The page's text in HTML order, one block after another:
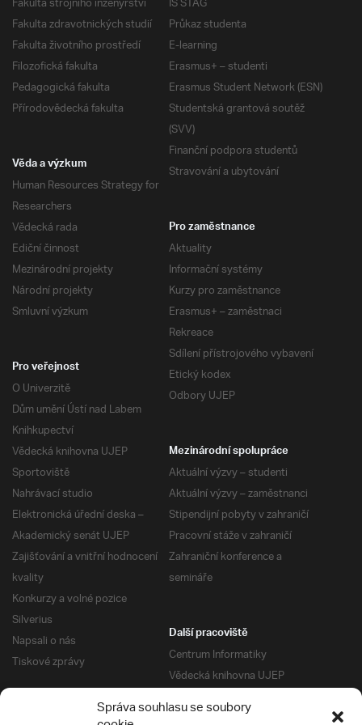
Správa souhlasu se soubory
Fakulta zdravotnických studií
Fakulta životního prostředí
Filozofická fakulta
Pedagogická fakulta
Přírodovědecká fakulta
Průkaz studenta
E-learning
Erasmus+ – studenti
Erasmus Student Network (ESN)
Studentská grantová soutěž
(SVV)
Finanční podpora studentů
Stravování a ubytování
Věda a výzkum
Human Resources Strategy for
Researchers
Vědecká rada
Ediční činnost
Mezinárodní projekty
Národní projekty
Smluvní výzkum
Pro zaměstnance
Aktuality
Informační systémy
Kurzy pro zaměstnance
Erasmus+ – zaměstnaci
Rekreace
Sdílení přístrojového vybavení
Etický kodex
Odbory UJEP
Pro veřejnost
O Univerzitě
Dům umění Ústí nad Labem
Knihkupectví
Vědecká knihovna UJEP
Sportoviště
Nahrávací studio
Elektronická úřední deska –
Akademický senát UJEP
Zajišťování a vnitřní hodnocení
kvality
Konkurzy a volné pozice
Silverius
Napsali o nás
Tiskové zprávy
Mezinárodní spolupráce
Aktuální výzvy – studenti
Aktuální výzvy – zaměstnanci
Stipendijní pobyty v zahraničí
Pracovní stáže v zahraničí
Zahraniční konference a
semináře
Další pracoviště
Centrum Informatiky
Vědecká knihovna UJEP
Správa kolejí a menz
Univerzitní centrum podpory